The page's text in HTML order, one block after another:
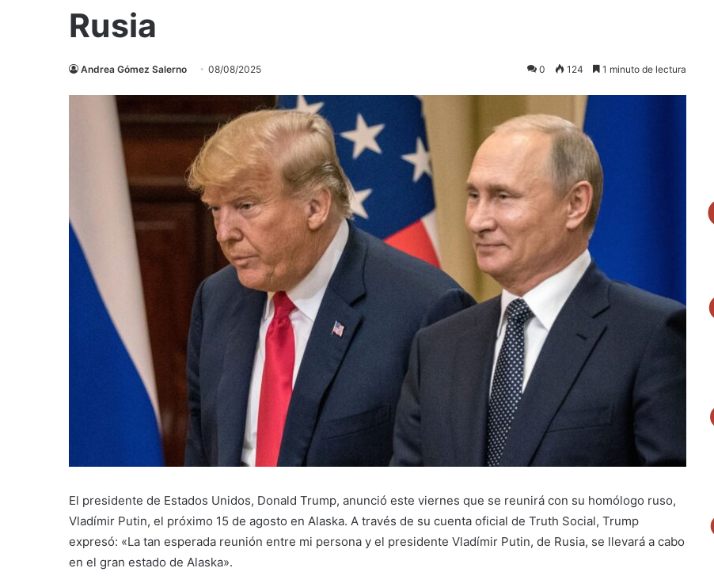
Rusia
Andrea Gómez Salerno 08/08/2025 0 124 1 minuto de lectura
El presidente de Estados Unidos, Donald Trump, anunció este viernes que se reunirá con su homólogo ruso,
Vladímir Putin, el próximo 15 de agosto en Alaska. A través de su cuenta oficial de Truth Social, Trump
expresó: «La tan esperada reunión entre mi persona y el presidente Vladímir Putin, de Rusia, se llevará a cabo
en el gran estado de Alaska».